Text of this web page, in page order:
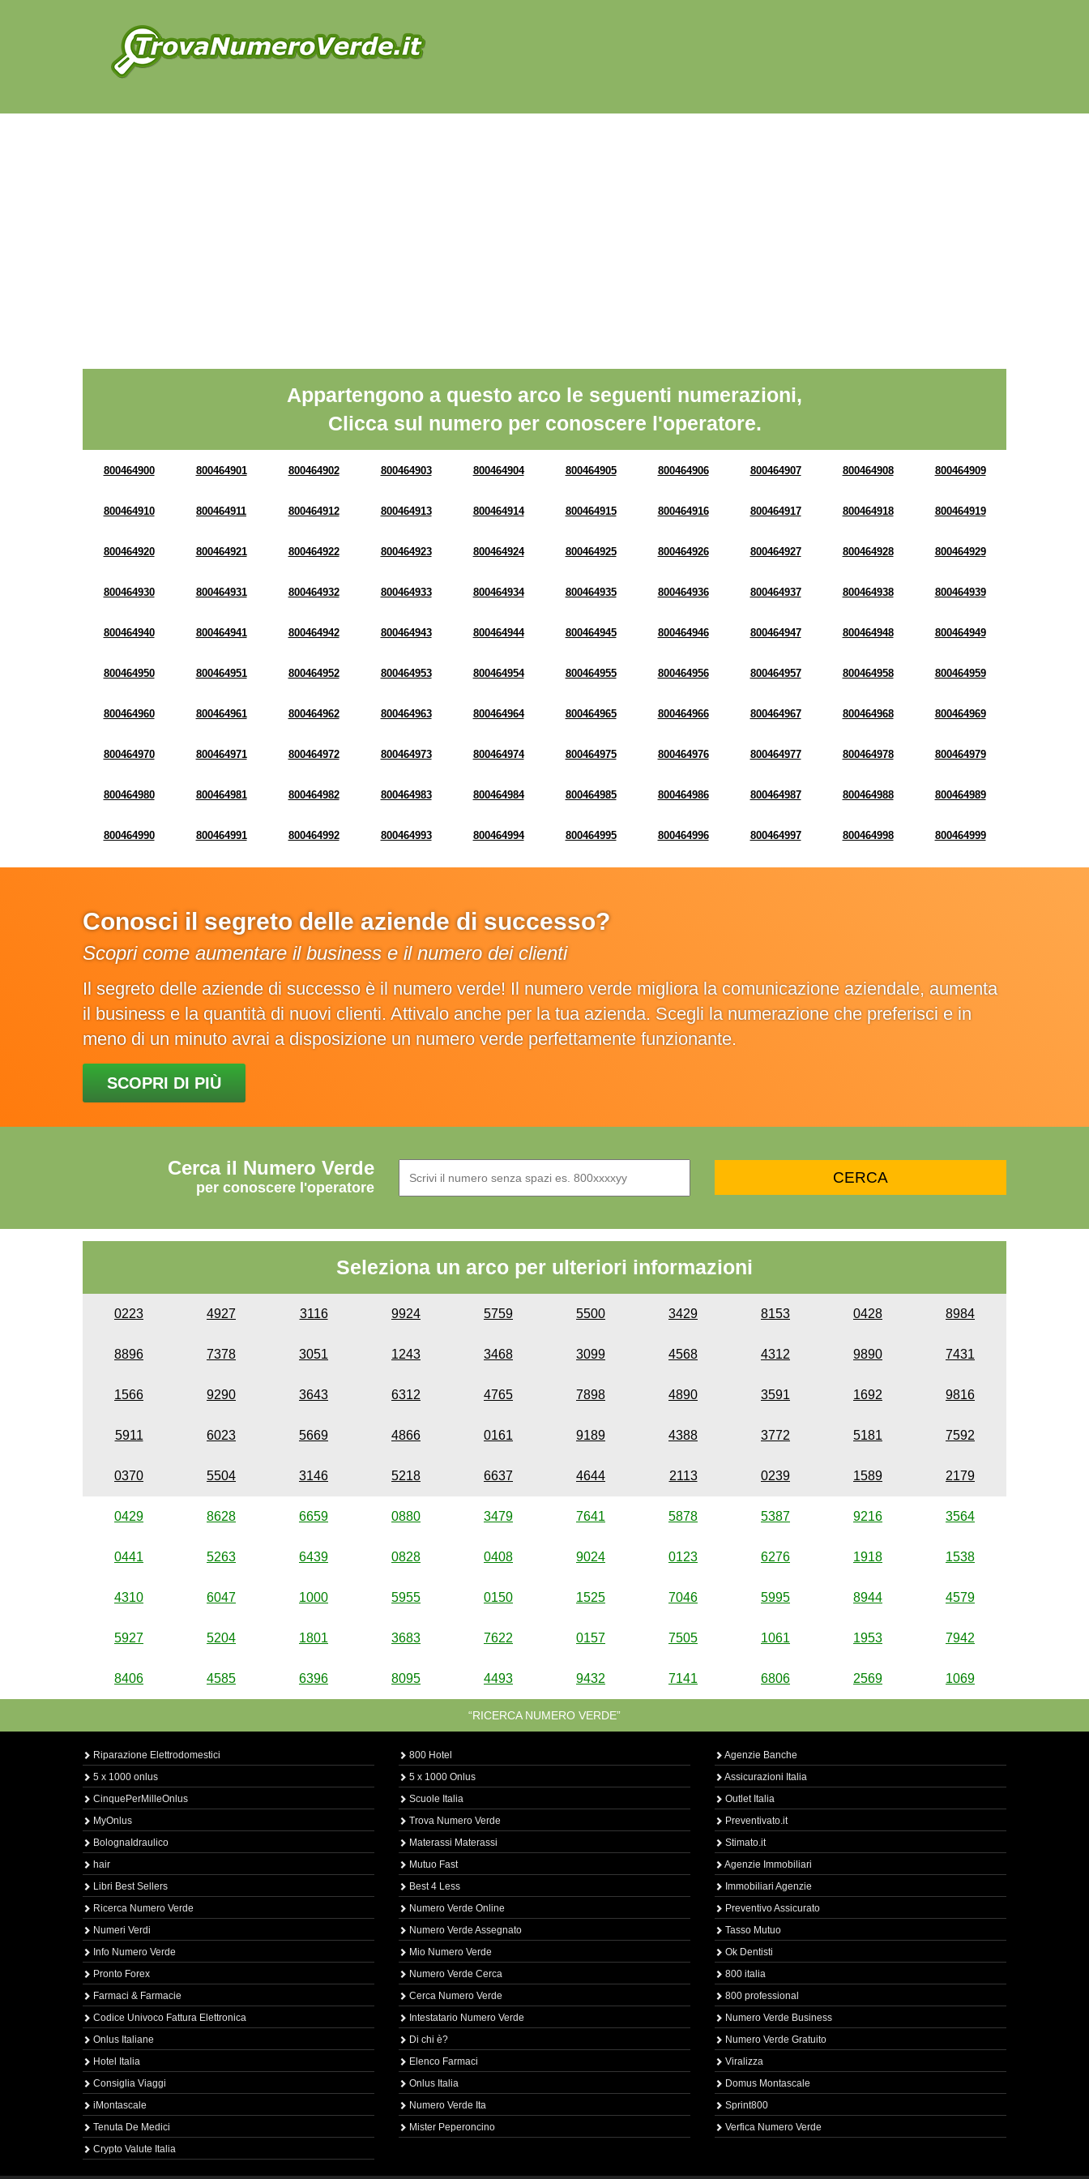
Appartengono a questo arco le seguenti numerazioni,
Clicca sul numero per conoscere l'operatore.
800464900 800464901 800464902 800464903 800464904 800464905 800464906 800464907 800464908 800464909
800464910 800464911 800464912 800464913 800464914 800464915 800464916 800464917 800464918 800464919
800464920 800464921 800464922 800464923 800464924 800464925 800464926 800464927 800464928 800464929
800464930 800464931 800464932 800464933 800464934 800464935 800464936 800464937 800464938 800464939
800464940 800464941 800464942 800464943 800464944 800464945 800464946 800464947 800464948 800464949
800464950 800464951 800464952 800464953 800464954 800464955 800464956 800464957 800464958 800464959
800464960 800464961 800464962 800464963 800464964 800464965 800464966 800464967 800464968 800464969
800464970 800464971 800464972 800464973 800464974 800464975 800464976 800464977 800464978 800464979
800464980 800464981 800464982 800464983 800464984 800464985 800464986 800464987 800464988 800464989
800464990 800464991 800464992 800464993 800464994 800464995 800464996 800464997 800464998 800464999
Conosci il segreto delle aziende di successo?
Scopri come aumentare il business e il numero dei clienti
Il segreto delle aziende di successo è il numero verde! Il numero verde migliora la comunicazione aziendale, aumenta
il business e la quantità di nuovi clienti. Attivalo anche per la tua azienda. Scegli la numerazione che preferisci e in
meno di un minuto avrai a disposizione un numero verde perfettamente funzionante.
SCOPRI DI PIÙ
Cerca il Numero Verde
per conoscere l'operatore
Seleziona un arco per ulteriori informazioni
0223 4927 3116 9924 5759 5500 3429 8153 0428 8984
8896 7378 3051 1243 3468 3099 4568 4312 9890 7431
1566 9290 3643 6312 4765 7898 4890 3591 1692 9816
5911 6023 5669 4866 0161 9189 4388 3772 5181 7592
0370 5504 3146 5218 6637 4644 2113 0239 1589 2179
0429 8628 6659 0880 3479 7641 5878 5387 9216 3564
0441 5263 6439 0828 0408 9024 0123 6276 1918 1538
4310 6047 1000 5955 0150 1525 7046 5995 8944 4579
5927 5204 1801 3683 7622 0157 7505 1061 1953 7942
8406 4585 6396 8095 4493 9432 7141 6806 2569 1069
“RICERCA NUMERO VERDE”
Riparazione Elettrodomestici
5 x 1000 onlus
CinquePerMilleOnlus
MyOnlus
BolognaIdraulico
hair
Libri Best Sellers
Ricerca Numero Verde
Numeri Verdi
Info Numero Verde
Pronto Forex
Farmaci & Farmacie
Codice Univoco Fattura Elettronica
Onlus Italiane
Hotel Italia
Consiglia Viaggi
iMontascale
Tenuta De Medici
Crypto Valute Italia
800 Hotel
5 x 1000 Onlus
Scuole Italia
Trova Numero Verde
Materassi Materassi
Mutuo Fast
Best 4 Less
Numero Verde Online
Numero Verde Assegnato
Mio Numero Verde
Numero Verde Cerca
Cerca Numero Verde
Intestatario Numero Verde
Di chi è?
Elenco Farmaci
Onlus Italia
Numero Verde Ita
Mister Peperoncino
Agenzie Banche
Assicurazioni Italia
Outlet Italia
Preventivato.it
Stimato.it
Agenzie Immobiliari
Immobiliari Agenzie
Preventivo Assicurato
Tasso Mutuo
Ok Dentisti
800 italia
800 professional
Numero Verde Business
Numero Verde Gratuito
Viralizza
Domus Montascale
Sprint800
Verfica Numero Verde